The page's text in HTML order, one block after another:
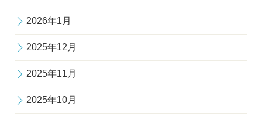
2026年1月
2025年12月
2025年11月
2025年10月